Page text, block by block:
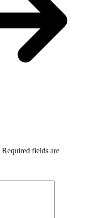
Required fields are